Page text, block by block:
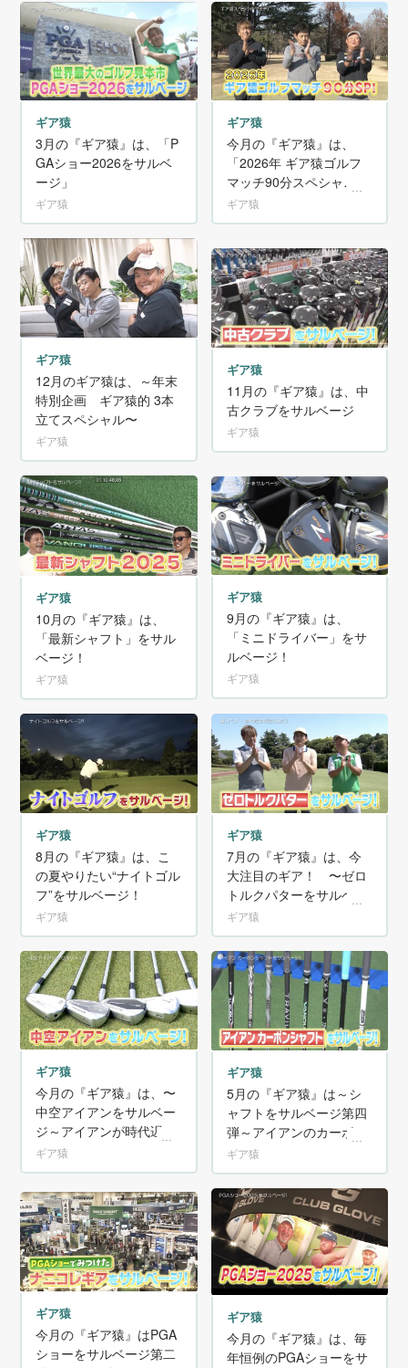
ギア猿
3月の『ギア猿』は、「P
GAショー2026をサルベ
ージ」
ギア猿
ギア猿
今月の『ギア猿』は、
「2026年 ギア猿ゴルフ
マッチ90分スペシャ
ル」！
ギア猿
ギア猿
12月のギア猿は、～年末
特別企画 ギア猿的 3本
立てスペシャル〜
ギア猿
ギア猿
11月の『ギア猿』は、中
古クラブをサルベージ
ギア猿
ギア猿
10月の『ギア猿』は、
「最新シャフト」をサル
ベージ！
ギア猿
ギア猿
9月の『ギア猿』は、
「ミニドライバー」をサ
ルベージ！
ギア猿
ギア猿
8月の『ギア猿』は、こ
の夏やりたい“ナイトゴル
フ”をサルベージ！
ギア猿
ギア猿
7月の『ギア猿』は、今
大注目のギア！ 〜ゼロ
トルクパターをサルベー
ジ！～
ギア猿
ギア猿
今月の『ギア猿』は、〜
中空アイアンをサルベー
ジ～アイアンが時代遅れ
だなんて言わないで!
ギア猿
ギア猿
5月の『ギア猿』は～シ
ャフトをサルベージ第四
弾～アイアンのカーボン
シャフトも全然ありなん
です!
ギア猿
ギア猿
今月の『ギア猿』はPGA
ショーをサルベージ第二
ギア猿
今月の『ギア猿』は、毎
年恒例のPGAショーをサ